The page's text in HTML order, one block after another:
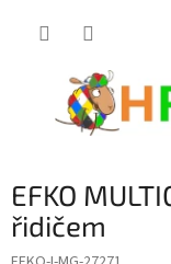
EFKO
řidičem